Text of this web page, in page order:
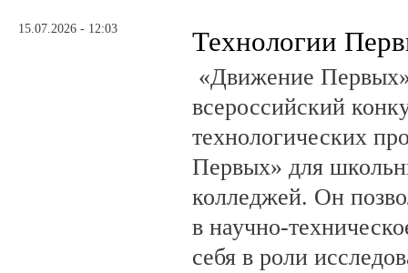
15.07.2026 - 12:03 Технологии
«Движение Первых»
всероссийский
технологических
Первых» для
колледжей. Он
в научно-
себя в роли